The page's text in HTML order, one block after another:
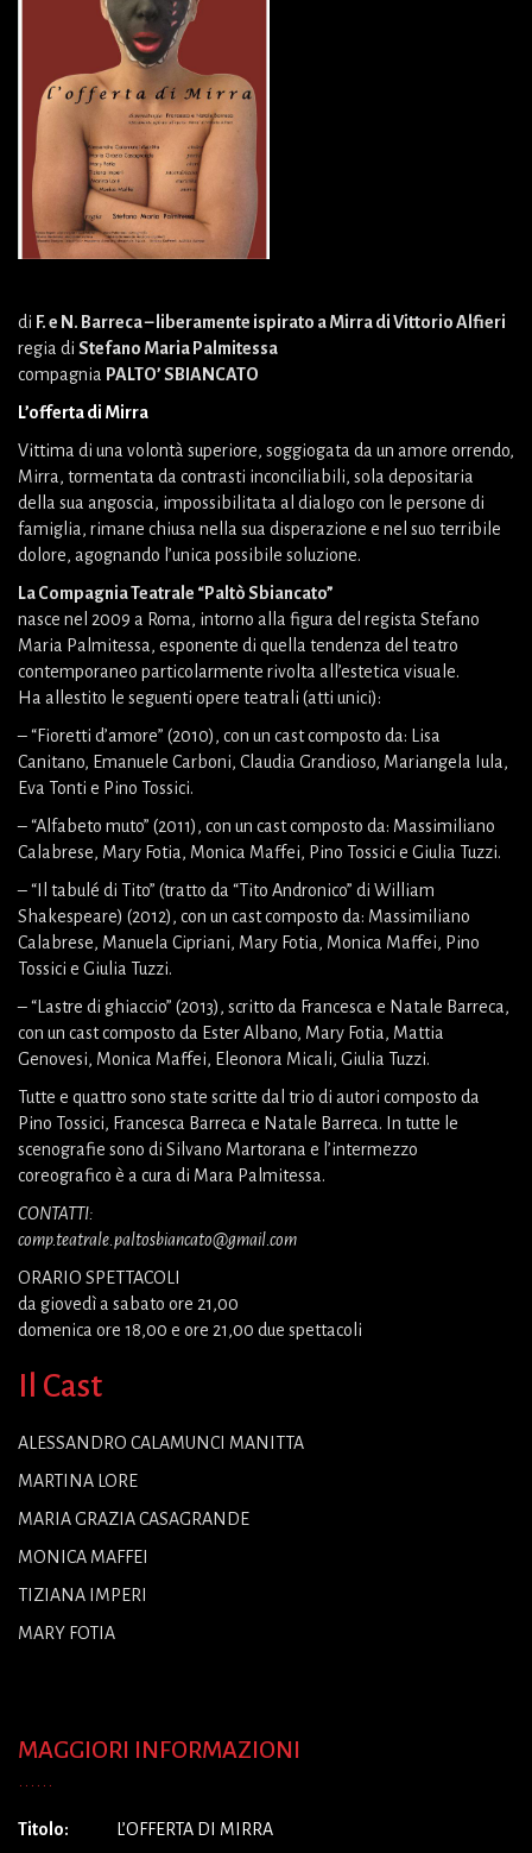
di F. e N. Barreca – liberamente ispirato a Mirra di Vittorio Alfieri
regia di Stefano Maria Palmitessa
compagnia PALTO’ SBIANCATO
L’offerta di Mirra
Vittima di una volontà superiore, soggiogata da un amore orrendo,
Mirra, tormentata da contrasti inconciliabili, sola depositaria
della sua angoscia, impossibilitata al dialogo con le persone di
famiglia, rimane chiusa nella sua disperazione e nel suo terribile
dolore, agognando l’unica possibile soluzione.
La Compagnia Teatrale “Paltò Sbiancato”
nasce nel 2009 a Roma, intorno alla figura del regista Stefano
Maria Palmitessa, esponente di quella tendenza del teatro
contemporaneo particolarmente rivolta all’estetica visuale.
Ha allestito le seguenti opere teatrali (atti unici):
– “Fioretti d’amore” (2010), con un cast composto da: Lisa
Canitano, Emanuele Carboni, Claudia Grandioso, Mariangela Iula,
Eva Tonti e Pino Tossici.
– “Alfabeto muto” (2011), con un cast composto da: Massimiliano
Calabrese, Mary Fotia, Monica Maffei, Pino Tossici e Giulia Tuzzi.
– “Il tabulé di Tito” (tratto da “Tito Andronico” di William
Shakespeare) (2012), con un cast composto da: Massimiliano
Calabrese, Manuela Cipriani, Mary Fotia, Monica Maffei, Pino
Tossici e Giulia Tuzzi.
– “Lastre di ghiaccio” (2013), scritto da Francesca e Natale Barreca,
con un cast composto da Ester Albano, Mary Fotia, Mattia
Genovesi, Monica Maffei, Eleonora Micali, Giulia Tuzzi.
Tutte e quattro sono state scritte dal trio di autori composto da
Pino Tossici, Francesca Barreca e Natale Barreca. In tutte le
scenografie sono di Silvano Martorana e l’intermezzo
coreografico è a cura di Mara Palmitessa.
CONTATTI:
comp.teatrale.paltosbiancato@gmail.com
ORARIO SPETTACOLI
da giovedì a sabato ore 21,00
domenica ore 18,00 e ore 21,00 due spettacoli
Il Cast
ALESSANDRO CALAMUNCI MANITTA
MARTINA LORE
MARIA GRAZIA CASAGRANDE
MONICA MAFFEI
TIZIANA IMPERI
MARY FOTIA
MAGGIORI INFORMAZIONI
Titolo: L’OFFERTA DI MIRRA